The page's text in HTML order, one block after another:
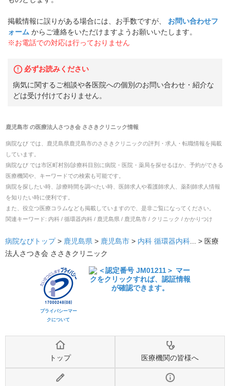
掲載情報に誤りがある場合には、お手数ですが、
お問い合わせフ
ォーム からご連絡をいただけますようお願いいたします。
※お電話での対応は行っておりません
必ずお読みください
病気に関するご相談や各医院への個別のお問い合わせ・紹介な
どは受け付けておりません。
鹿児島市の医療法人さつき会 ささきクリニック情報
病院なび では、 鹿児島県鹿児島市のささきクリニックの評判・求人・転職情報を掲載
しています。
病院なび では市区町村別/診療科目別に病院・医院・薬局を探せるほか、予約ができる
医療機関や、キーワードでの検索も可能です。
病院を探したい時、診療時間を調べたい時、医師求人や看護師求人、薬剤師求人情報
を知りたい時に便利です。
また、役立つ医療コラムなども掲載していますので、是非ご覧になってください。
関連キーワード: 内科 / 循環器内科 / 鹿児島県 / 鹿児島市 / クリニック / かかりつけ
病院なびトップ > 鹿児島県 > 鹿児島市 > 内科 循環器内科 ... > 医療
法人さつき会 ささきクリニック
プライバシーマー
クについて
トップ 医療機関の皆様へ